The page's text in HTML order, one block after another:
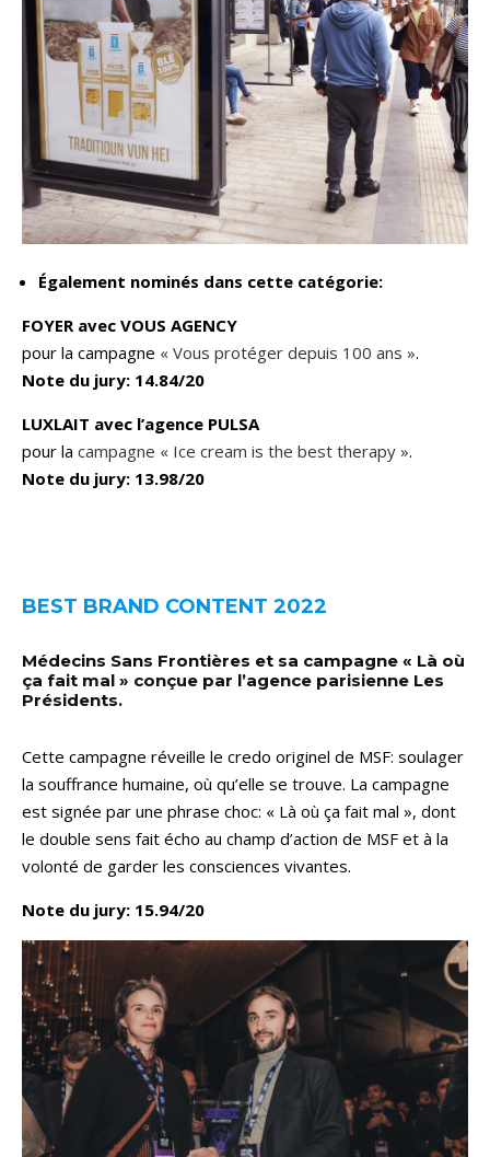
Également nominés dans cette catégorie:
FOYER avec VOUS AGENCY
pour la campagne « Vous protéger depuis 100 ans ».
Note du jury: 14.84/20
LUXLAIT avec l’agence PULSA
pour la campagne « Ice cream is the best therapy ».
Note du jury: 13.98/20
BEST BRAND CONTENT 2022
Médecins Sans Frontières et sa campagne « Là où
ça fait mal » conçue par l’agence parisienne Les
Présidents.
Cette campagne réveille le credo originel de MSF: soulager
la souffrance humaine, où qu’elle se trouve. La campagne
est signée par une phrase choc: « Là où ça fait mal », dont
le double sens fait écho au champ d’action de MSF et à la
volonté de garder les consciences vivantes.
Note du jury: 15.94/20